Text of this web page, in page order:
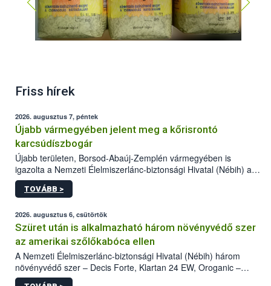
Friss hírek
2026. augusztus 7, péntek
Újabb vármegyében jelent meg a kőrisrontó
karcsúdíszbogár
Újabb területen, Borsod-Abaúj-Zemplén vármegyében is
igazolta a Nemzeti Élelmiszerlánc-biztonsági Hivatal (Nébih) a
kőrisrontó karcsúdíszbogár (Agrilus planipennis) jelenlétét. A
kártevőt nem csak színcsapdában találták meg, de már fertőzött
az intenzív felderítést, emellett az intézkedéseket a szlovák
hatósággal is összehangolják a terjedés megállítása érdekében.
TOVÁBB >
2026. augusztus 6, csütörtök
Szüret után is alkalmazható három növényvédő szer
az amerikai szőlőkabóca ellen
A Nemzeti Élelmiszerlánc-biztonsági Hivatal (Nébih) három
növényvédő szer – Decis Forte, Klartan 24 EW, Oroganic –
engedélyokiratát módosította, így azok a szüretet követően,